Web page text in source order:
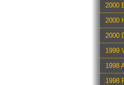
2000
2000
2000
1999
1998
1998